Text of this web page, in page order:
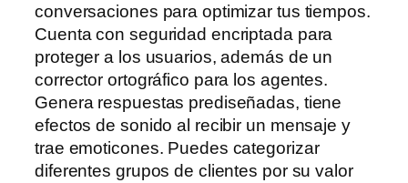
conversaciones para optimizar tus tiempos.
Cuenta con seguridad encriptada para
proteger a los usuarios, además de un
corrector ortográfico para los agentes.
Genera respuestas prediseñadas, tiene
efectos de sonido al recibir un mensaje y
trae emoticones. Puedes categorizar
diferentes grupos de clientes por su valor